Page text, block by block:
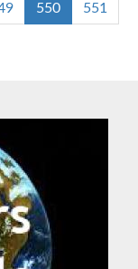
550 551